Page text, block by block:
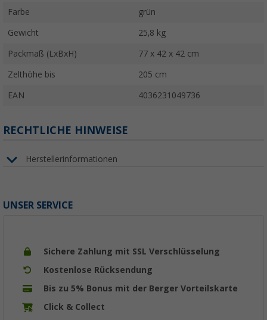
Farbe grün
Gewicht 25,8 kg
Packmaß (LxBxH) 77 x 42 x 42 cm
Zelthöhe bis 205 cm
EAN 4036231049736
RECHTLICHE HINWEISE
Herstellerinformationen
UNSER SERVICE
Sichere Zahlung mit SSL Verschlüsselung
Kostenlose Rücksendung
Bis zu 5% Bonus mit der Berger Vorteilskarte
Click & Collect